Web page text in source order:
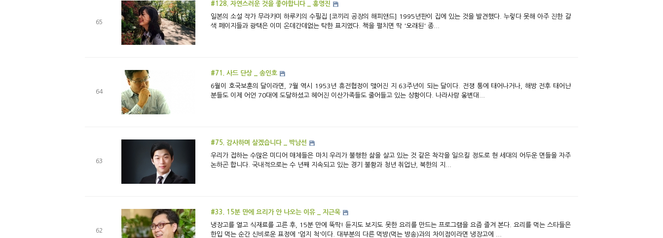
65
#128. 자연스러운 것을 좋아합니다 _ 홍명진
일본의 소설 작가 무라카미 하루키의 수필집 [코끼리 공장의 해피앤드] 1995년판이 집에 있는 것을 발견했다. 누렇다 못해 아주 진한 갈
색 페이지들과 광택은 이미 온데간데없는 탁한 표지였다. 책을 펼치면 딱 '오래된' 종...
64
#71. 사드 단상 _ 송인호
6월이 호국보훈의 달이라면, 7월 역시 1953년 휴전협정이 맺어진 지 63주년이 되는 달이다. 전쟁 통에 태어나거나, 해방 전후 태어난
분들도 이제 어언 70대에 도달하셨고 헤어진 이산가족들도 줄어들고 있는 상황이다. 나라사랑 웅변대...
63
#75. 감사하며 살겠습니다 _ 박남선
우리가 접하는 수많은 미디어 매체들은 마치 우리가 불행한 삶을 살고 있는 것 같은 착각을 일으킬 정도로 현 세대의 어두운 면들을 자주
논하곤 합니다. 국내적으로는 수 년째 지속되고 있는 경기 불황과 청년 취업난, 북한의 지...
62
#33. 15분 만에 요리가 안 나오는 이유 _ 지근욱
냉장고를 열고 식재료를 고른 후, 15분 만에 뚝딱! 듣지도 보지도 못한 요리를 만드는 프로그램을 요즘 즐겨 본다. 요리를 먹는 스타들은
한입 먹는 순간 신비로운 표정에 '엄지 척'이다. 대부분의 다른 먹방(먹는 방송)과의 차이점이라면 냉장고에 ...